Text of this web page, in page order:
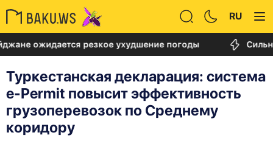
RU
резкое ухудшение погоды Сильный
Туркестанская декларация: cистема
e-Permit повысит эффективность
грузоперевозок по Среднему
коридору